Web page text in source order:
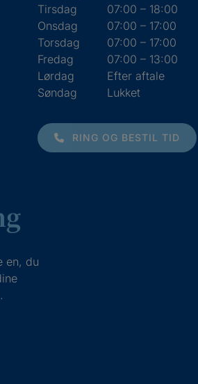
Tirsdag
07:00 – 18:00
Onsdag
07:00 – 17:00
Torsdag
07:00 – 17:00
Fredag
07:00 – 13:00
Lørdag
Efter aftale
Søndag
Lukket
RING OG BESTIL TID
en, du